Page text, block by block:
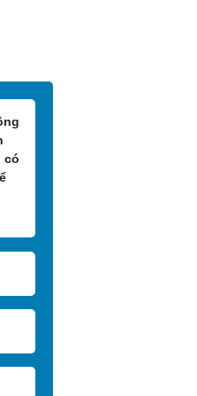
có